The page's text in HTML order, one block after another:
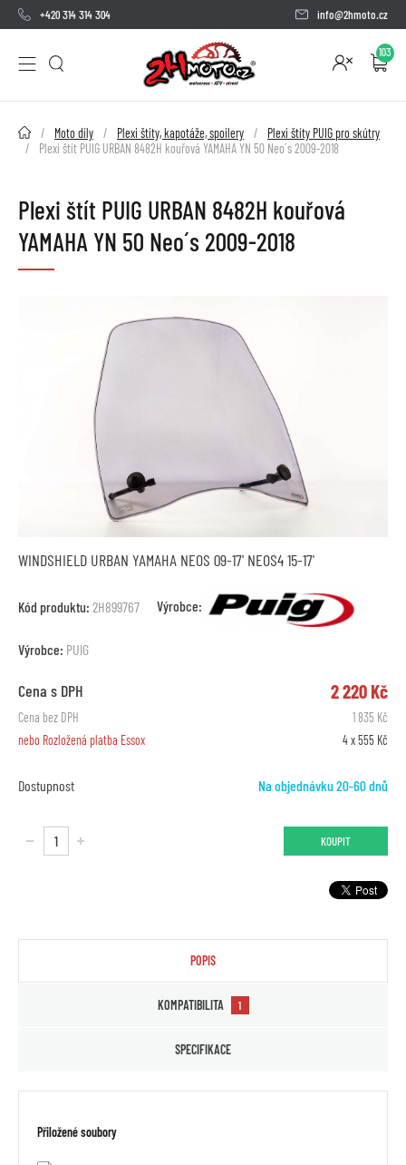
+420 314 314 304 info@2hmoto.cz
103
2HMOTO.cz Moto díly Plexi štíty, kapotáže, spoilery
Plexi štíty PUIG pro skútry
Plexi štít PUIG URBAN 8482H kouřová YAMAHA YN 50 Neo´s 2009-2018
Plexi štít PUIG URBAN 8482H kouřová
YAMAHA YN 50 Neo´s 2009-2018
WINDSHIELD URBAN YAMAHA NEOS 09-17' NEOS4 15-17'
Kód produktu: 2H899767 Výrobce:
Výrobce: PUIG
Cena s DPH 2 220 Kč
Cena bez DPH
1 835 Kč
nebo Rozložená platba Essox
4 x 555 Kč
Dostupnost Na objednávku 20-60 dnů
KOUPIT
POPIS
KOMPATIBILITA 1
SPECIFIKACE
Přiložené soubory